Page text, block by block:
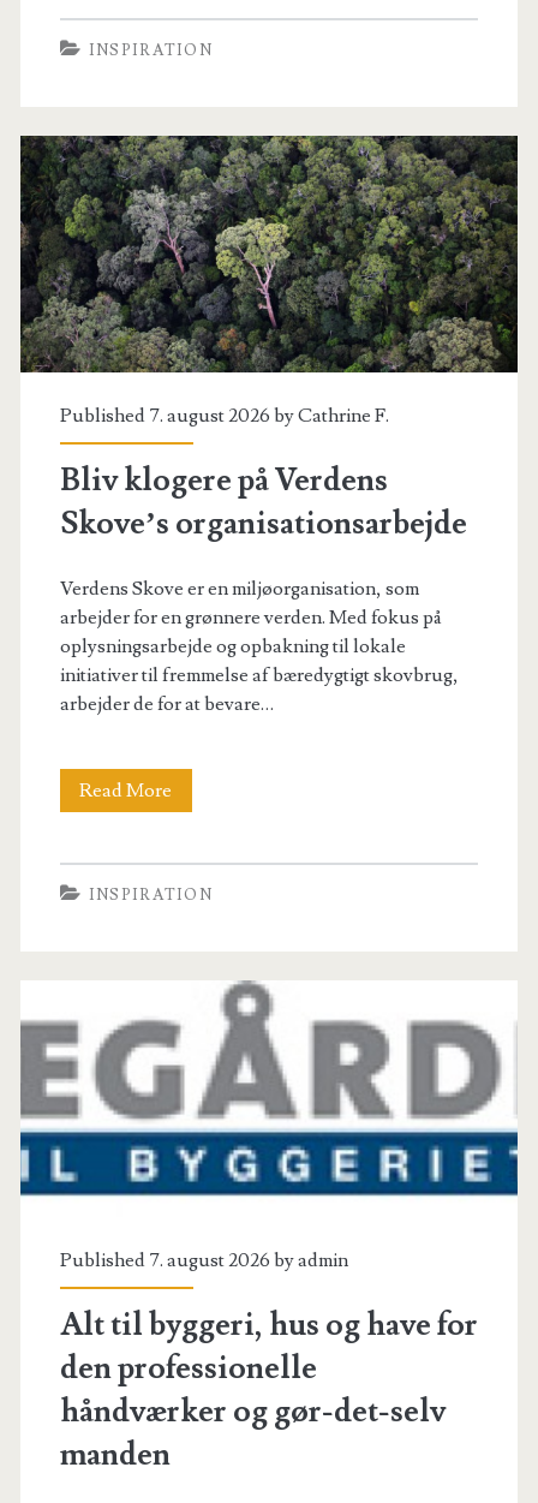
blogsiden
hos
kidsnbaby
INSPIRATION
Published 7. august 2026 byCathrine F.
Bliv klogere på Verdens
Skove’s organisationsarbejde
Verdens Skove er en miljøorganisation, som
arbejder for en grønnere verden. Med fokus på
oplysningsarbejde og opbakning til lokale
initiativer til fremmelse af bæredygtigt skovbrug,
arbejder de for at bevare…
Read More
organisationsarbejde
INSPIRATION
Published 7. august 2026 byadmin
Alt til byggeri, hus og have for
den professionelle
håndværker og gør-det-selv
manden